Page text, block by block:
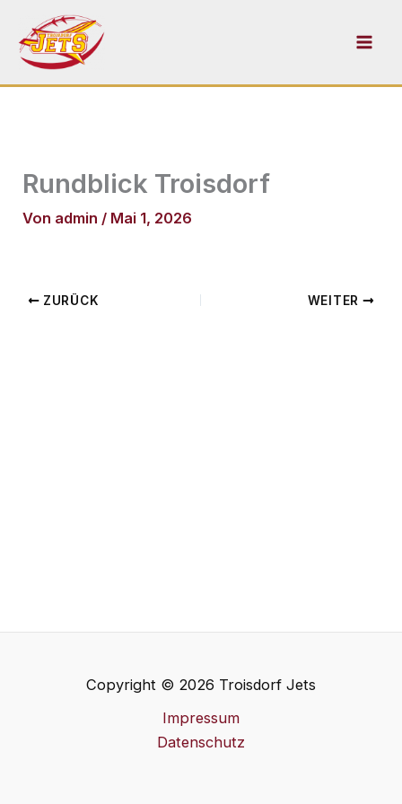
Inhalt
springen
Rundblick Troisdorf
Von admin / Mai 1, 2026
ZURÜCK WEITER
Copyright © 2026 Troisdorf Jets
Impressum
Datenschutz